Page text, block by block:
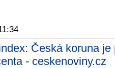
Česká koruna
- ceskenoviny.cz